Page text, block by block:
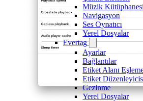
Müzik Kütüphanesi
Navigasyon
Ses Oynatıcı
Yerel Dosyalar
Evertag
Ayarlar
Bağlantılar
Etiket Alanı
Etiket
Gezinme
Yerel Dosyalar